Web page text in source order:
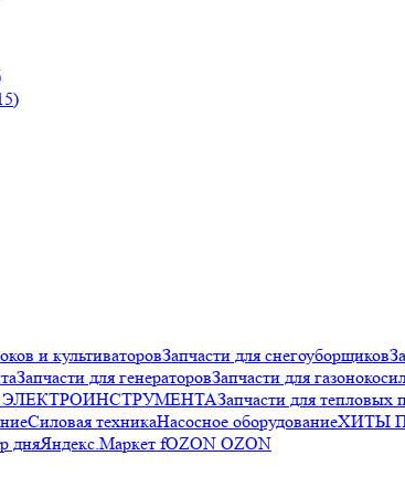
и культиваторовЗапчасти для снегоуборщиков
Запчасти для генераторовЗапчасти для
ЭЛЕКТРОИНСТРУМЕНТАЗапчасти для тепловых
Силовая техникаНасосное оборудованиеХИТЫ
дняЯндекс.Маркет fOZON OZON